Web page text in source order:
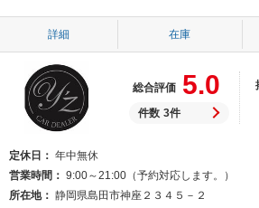
詳細 在庫
総合評価 5.0
件数 3件
定休日
年中無休
営業時間
9:00～21:00（予約対応します。）
所在地
静岡県島田市神座２３４５－２